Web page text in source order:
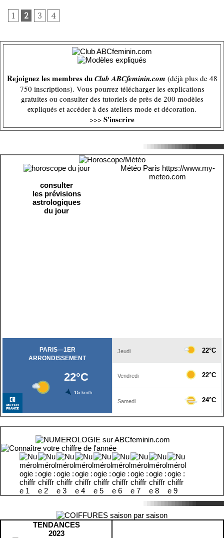
1 2 3 4
Rejoignez les membres duClub ABCfeminin.com (déjà plus de 48
750 inscriptions). Vous pourrez télécharger les explications
gratuites ou consulter des tutoriels de près de 200 modèles
expliqués et accéder à des ateliers mode et décoration.
>>> S'inscrire
consulter
les prévisions
astrologiques
du jour
Météo Paris https://www.my-
meteo.com
TENDANCES
2023